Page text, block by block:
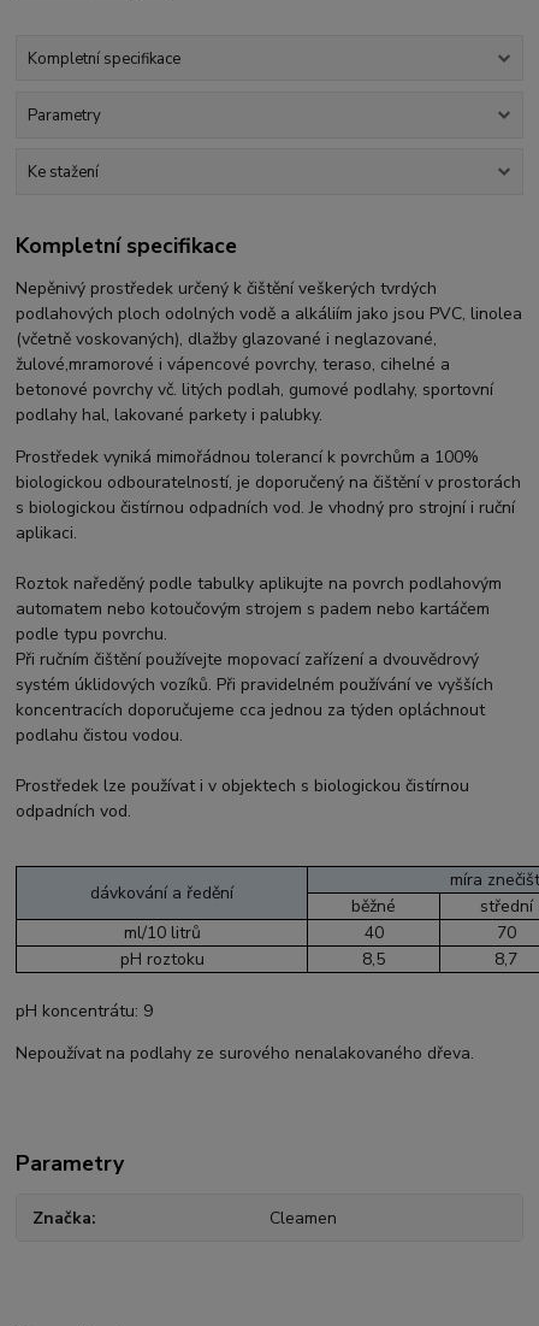
Kompletní specifikace
Parametry
Ke stažení
Kompletní specifikace
Nepěnivý prostředek určený k čištění veškerých tvrdých
podlahových ploch odolných vodě a alkáliím jako jsou PVC, linolea
(včetně voskovaných), dlažby glazované i neglazované,
žulové,mramorové i vápencové povrchy, teraso, cihelné a
betonové povrchy vč. litých podlah, gumové podlahy, sportovní
podlahy hal, lakované parkety i palubky.
Prostředek vyniká mimořádnou tolerancí k povrchům a 100%
biologickou odbouratelností, je doporučený na čištění v prostorách
s biologickou čistírnou odpadních vod. Je vhodný pro strojní i ruční
aplikaci.
Roztok naředěný podle tabulky aplikujte na povrch podlahovým
automatem nebo kotoučovým strojem s padem nebo kartáčem
podle typu povrchu.
Při ručním čištění používejte mopovací zařízení a dvouvědrový
systém úklidových vozíků. Při pravidelném používání ve vyšších
koncentracích doporučujeme cca jednou za týden opláchnout
podlahu čistou vodou.
Prostředek lze používat i v objektech s biologickou čistírnou
odpadních vod.
dávkování a ředění
míra
běžné
střední
ml/10 litrů
40
70
pH roztoku
8,5 8,7
pH koncentrátu: 9
Nepoužívat na podlahy ze surového nenalakovaného dřeva.
Parametry
Značka Cleamen